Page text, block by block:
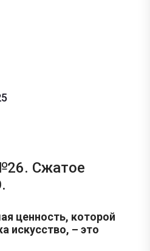
Сжатое
ценность, которой
искусство, – это